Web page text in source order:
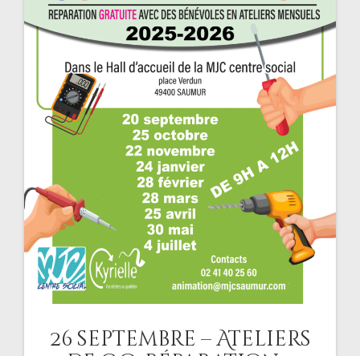
26 septembre – Ateliers